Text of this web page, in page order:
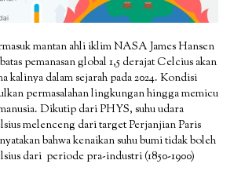
mantan ahli iklim NASA James Hansen
pemanasan global 1,5 derajat Celcius akan
kalinya dalam sejarah pada 2024. Kondisi
permasalahan lingkungan hingga memicu
Dikutip dari PHYS, suhu udara
melenceng dari target Perjanjian Paris
bahwa kenaikan suhu bumi tidak boleh
dari periode pra-industri (1850-1900)